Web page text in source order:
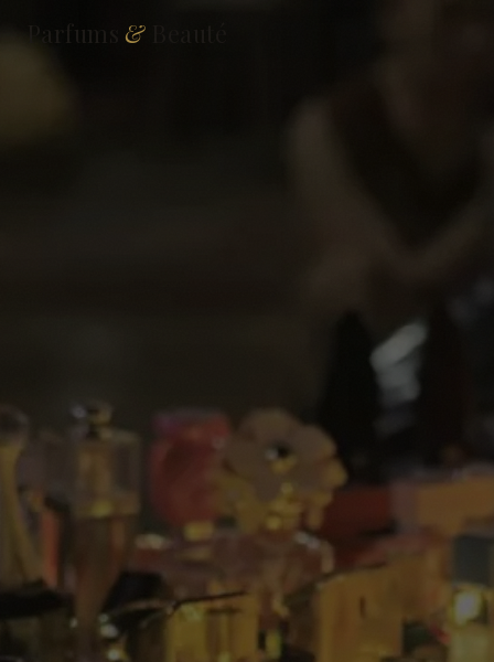
Parfums &Beauté